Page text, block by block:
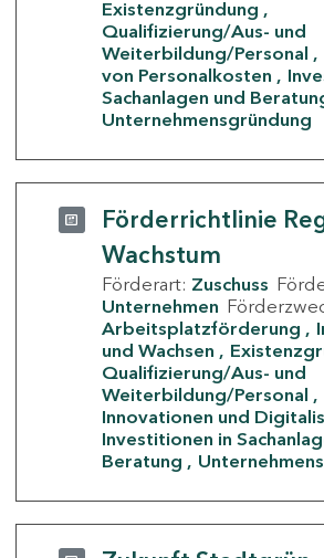
Existenzgründung
Qualifizierung/Aus- und
Weiterbildung/Personal
von Personalkosten
Sachanlagen und
Unternehmensgründung
Förderrichtlinie
Wachstum
Förderart: Zuschuss
Unternehmen
Arbeitsplatzförderung
und Wachsen
Qualifizierung/Aus- und
Weiterbildung/Personal
Innovationen und
Investitionen in
Beratung